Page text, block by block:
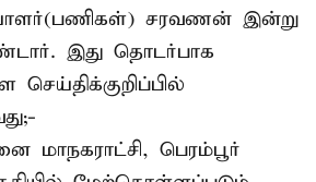
சரவணன் இன்று
இது தொடர்பாக
செய்திக்குறிப்பில்
மாநகராட்சி, பெரம்பூர்